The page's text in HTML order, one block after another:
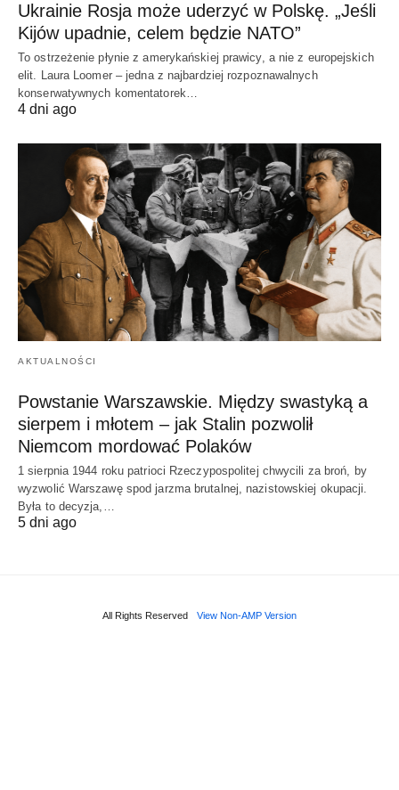
Ukrainie Rosja może uderzyć w Polskę. „Jeśli
Kijów upadnie, celem będzie NATO”
To ostrzeżenie płynie z amerykańskiej prawicy, a nie z europejskich
elit. Laura Loomer – jedna z najbardziej rozpoznawalnych
konserwatywnych komentatorek…
4 dni ago
AKTUALNOŚCI
Powstanie Warszawskie. Między swastyką a
sierpem i młotem – jak Stalin pozwolił
Niemcom mordować Polaków
1 sierpnia 1944 roku patrioci Rzeczypospolitej chwycili za broń, by
wyzwolić Warszawę spod jarzma brutalnej, nazistowskiej okupacji.
Była to decyzja,…
5 dni ago
All Rights Reserved View Non-AMP Version